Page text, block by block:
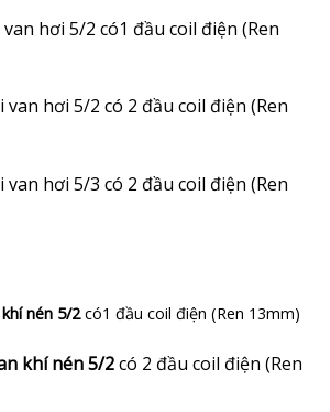
hơi 5/2 có1 đầu coil điện (Ren
van hơi 5/2 có 2 đầu coil điện (Ren
van hơi 5/3 có 2 đầu coil điện (Ren
nén 5/2có1 đầu coil điện (Ren 13mm)
khí nén 5/2có 2 đầu coil điện (Ren